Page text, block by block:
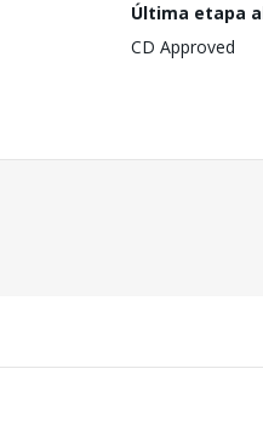
Última etapa
CD Approved